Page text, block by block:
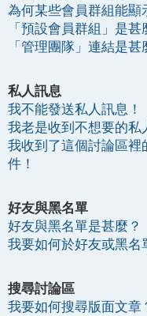
為何某些會員群組能顯
「預設會員群組」是甚
「管理團隊」連結是甚
私人訊息
我不能發送私人訊息！
我老是收到不想要的私
我收到了這個討論區裡
件！
好友與黑名單
好友與黑名單是甚麼？
我要如何於好友或黑名
搜尋討論區
我要如何搜尋版面文章